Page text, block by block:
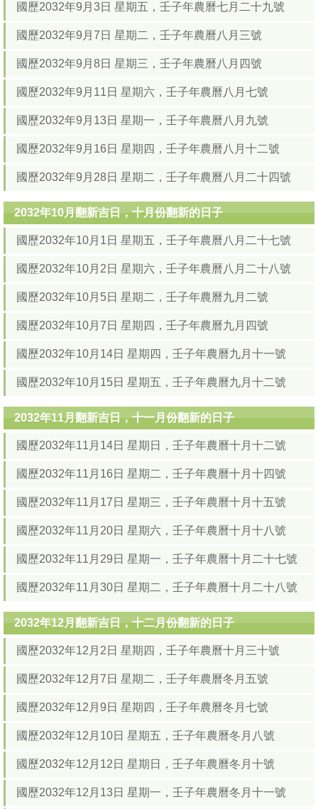
國歷2032年9月3日 星期五，壬子年農曆七月二十九號
國歷2032年9月7日 星期二，壬子年農曆八月三號
國歷2032年9月8日 星期三，壬子年農曆八月四號
國歷2032年9月11日 星期六，壬子年農曆八月七號
國歷2032年9月13日 星期一，壬子年農曆八月九號
國歷2032年9月16日 星期四，壬子年農曆八月十二號
國歷2032年9月28日 星期二，壬子年農曆八月二十四號
2032年10月翻新吉日，十月份翻新的日子
國歷2032年10月1日 星期五，壬子年農曆八月二十七號
國歷2032年10月2日 星期六，壬子年農曆八月二十八號
國歷2032年10月5日 星期二，壬子年農曆九月二號
國歷2032年10月7日 星期四，壬子年農曆九月四號
國歷2032年10月14日 星期四，壬子年農曆九月十一號
國歷2032年10月15日 星期五，壬子年農曆九月十二號
2032年11月翻新吉日，十一月份翻新的日子
國歷2032年11月14日 星期日，壬子年農曆十月十二號
國歷2032年11月16日 星期二，壬子年農曆十月十四號
國歷2032年11月17日 星期三，壬子年農曆十月十五號
國歷2032年11月20日 星期六，壬子年農曆十月十八號
國歷2032年11月29日 星期一，壬子年農曆十月二十七號
國歷2032年11月30日 星期二，壬子年農曆十月二十八號
2032年12月翻新吉日，十二月份翻新的日子
國歷2032年12月2日 星期四，壬子年農曆十月三十號
國歷2032年12月7日 星期二，壬子年農曆冬月五號
國歷2032年12月9日 星期四，壬子年農曆冬月七號
國歷2032年12月10日 星期五，壬子年農曆冬月八號
國歷2032年12月12日 星期日，壬子年農曆冬月十號
國歷2032年12月13日 星期一，壬子年農曆冬月十一號